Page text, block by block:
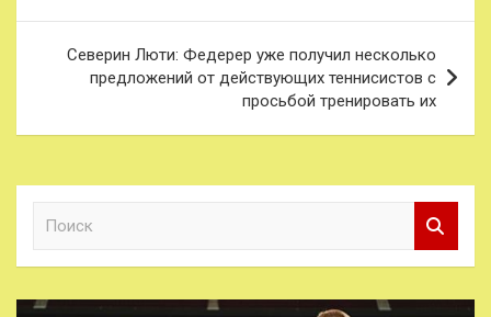
записям
Северин Люти: Федерер уже получил несколько
предложений от действующих теннисистов с
просьбой тренировать их
к